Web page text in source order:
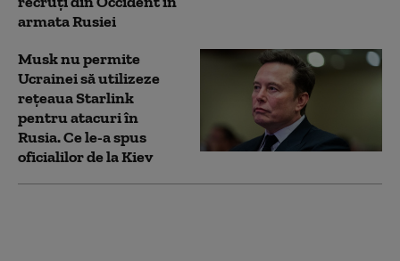
armata Rusiei
Musk nu permite
Ucrainei să utilizeze
reţeaua Starlink
pentru atacuri în
Rusia. Ce le-a spus
oficialilor de la Kiev